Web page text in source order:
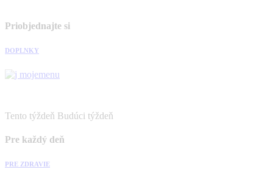
Priobjednajte si
DOPLNKY
Tento týždeň Budúci týždeň
Pre každý deň
PRE ZDRAVIE